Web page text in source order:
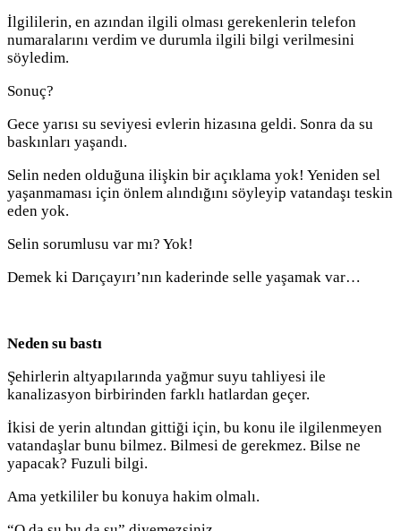
İlgililerin, en azından ilgili olması gerekenlerin telefon
numaralarını verdim ve durumla ilgili bilgi verilmesini
söyledim.
Sonuç?
Gece yarısı su seviyesi evlerin hizasına geldi. Sonra da su
baskınları yaşandı.
Selin neden olduğuna ilişkin bir açıklama yok! Yeniden sel
yaşanmaması için önlem alındığını söyleyip vatandaşı teskin
eden yok.
Selin sorumlusu var mı? Yok!
Demek ki Darıçayırı’nın kaderinde selle yaşamak var…
Neden su bastı
Şehirlerin altyapılarında yağmur suyu tahliyesi ile
kanalizasyon birbirinden farklı hatlardan geçer.
İkisi de yerin altından gittiği için, bu konu ile ilgilenmeyen
vatandaşlar bunu bilmez. Bilmesi de gerekmez. Bilse ne
yapacak? Fuzuli bilgi.
Ama yetkililer bu konuya hakim olmalı.